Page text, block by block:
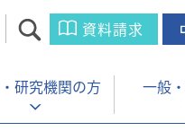
資料請求
研究機関の方 一般・